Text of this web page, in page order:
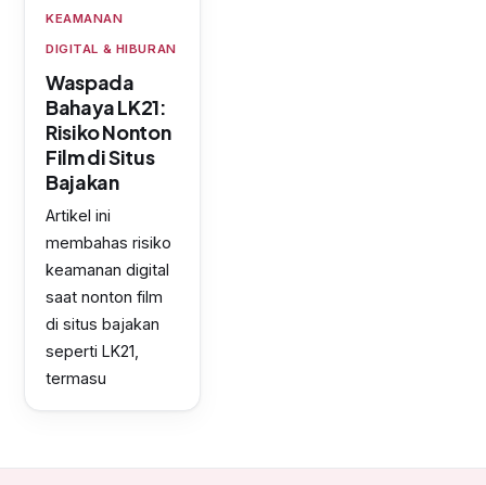
KEAMANAN
DIGITAL & HIBURAN
Waspada
Bahaya LK21:
Risiko Nonton
Film di Situs
Bajakan
Artikel ini
membahas risiko
keamanan digital
saat nonton film
di situs bajakan
seperti LK21,
termasu